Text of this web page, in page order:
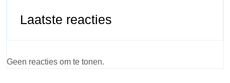
Laatste reacties
Geen reacties om te tonen.